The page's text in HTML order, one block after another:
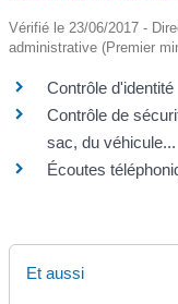
Vérifié le 23/06/2017 -
administrative (Premier
Contrôle d'identité
Contrôle de
sac, du véhicule...
Écoutes
Et aussi